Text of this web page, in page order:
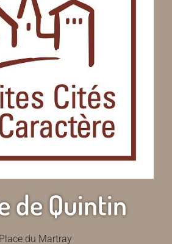
de Quintin
Place du Martray